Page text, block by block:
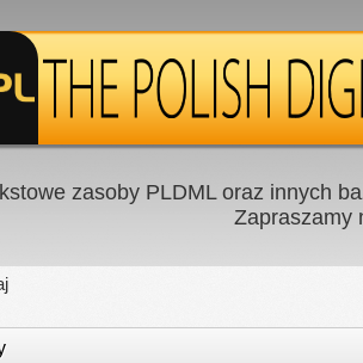
zasoby PLDML oraz innych
Zapraszamy